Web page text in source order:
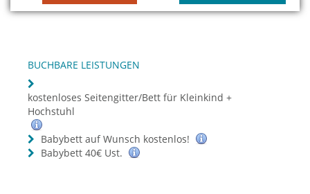
BUCHBARE LEISTUNGEN
kostenloses Seitengitter/Bett für Kleinkind +
Hochstuhl
Babybett auf Wunsch kostenlos!
Babybett 40€ Ust.